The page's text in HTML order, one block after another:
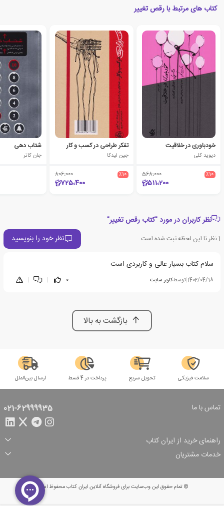
کتاب های مرتبط با رقص تغییر
خودباوری در خلاقیت
دیوید کلی
٪10 568،000
511،200
تفکر طراحی در کسب و کار
جین لیدکا
٪10 806،000
725،400
شتاب دهی
جان کاتر
نظر کاربران در مورد "کتاب رقص تغییر"
1نظر تا این لحظه ثبت شده است نظر خود را بنویسید
سلام کتاب بسیار عالی و کاربردی است
1402/04/18
|توسطکاربر سایت 0
|
|
بازگشت به بالا
سلامت فیزیکی تحویل سریع پرداخت در 4 قسط ارسال بین‌الملل
تماس با ما 021-62999935
راهنمای خرید از ایران کتاب
ثبت سفارش
شرایط ارسال سفارش
شیوه پرداخت
تخفیف‌های خرید
خدمات مشتریان
© تمام حقوق این وب‌سایت برای فروشگاه آنلاین ایران کتاب محفوظ است.